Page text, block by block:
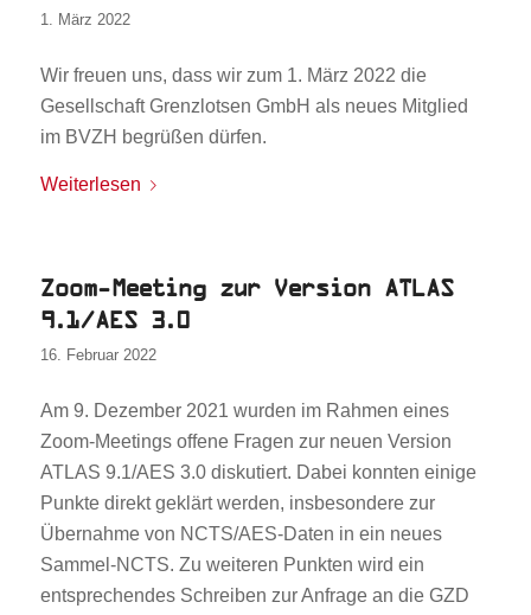
1. März 2022
Wir freuen uns, dass wir zum 1. März 2022 die
Gesellschaft Grenzlotsen GmbH als neues Mitglied
im BVZH begrüßen dürfen.
Weiterlesen
Zoom-Meeting zur Version ATLAS
9.1/AES 3.0
16. Februar 2022
Am 9. Dezember 2021 wurden im Rahmen eines
Zoom-Meetings offene Fragen zur neuen Version
ATLAS 9.1/AES 3.0 diskutiert. Dabei konnten einige
Punkte direkt geklärt werden, insbesondere zur
Übernahme von NCTS/AES-Daten in ein neues
Sammel-NCTS. Zu weiteren Punkten wird ein
entsprechendes Schreiben zur Anfrage an die GZD